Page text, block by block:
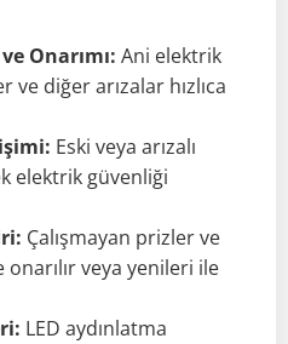
Onarımı: Ani elektrik
ve diğer arızalar hızlıca
Eski veya arızalı
elektrik güvenliği
Çalışmayan prizler ve
veya yenileri ile
LED aydınlatma